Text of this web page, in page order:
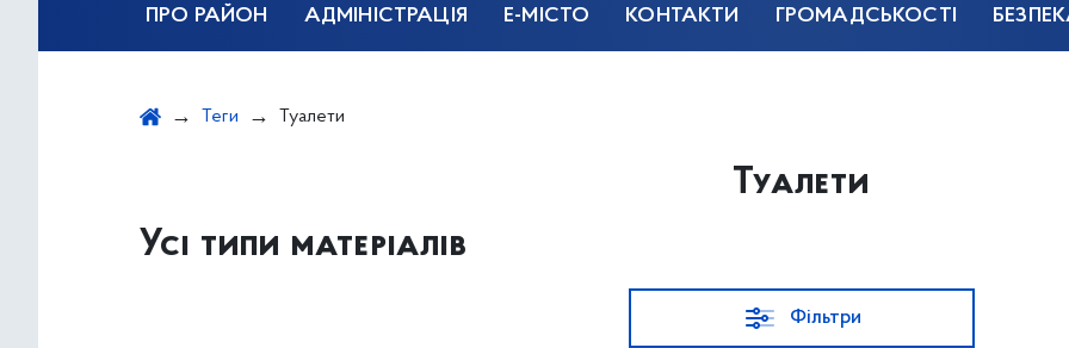
ПРО РАЙОН АДМІНІСТРАЦІЯ Е-МІСТО КОНТАКТИ ГРОМАДСЬКОСТІ
Теги Туалети
Туалети
Усі типи матеріалів
Фільтри